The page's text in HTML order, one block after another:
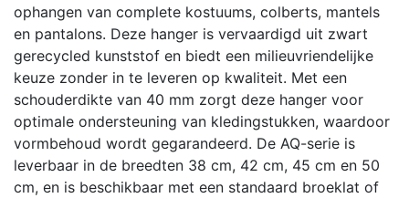
ophangen van complete kostuums, colberts, mantels
en pantalons. Deze hanger is vervaardigd uit zwart
gerecycled kunststof en biedt een milieuvriendelijke
keuze zonder in te leveren op kwaliteit. Met een
schouderdikte van 40 mm zorgt deze hanger voor
optimale ondersteuning van kledingstukken, waardoor
vormbehoud wordt gegarandeerd. De AQ-serie is
leverbaar in de breedten 38 cm, 42 cm, 45 cm en 50
cm, en is beschikbaar met een standaard broeklat of